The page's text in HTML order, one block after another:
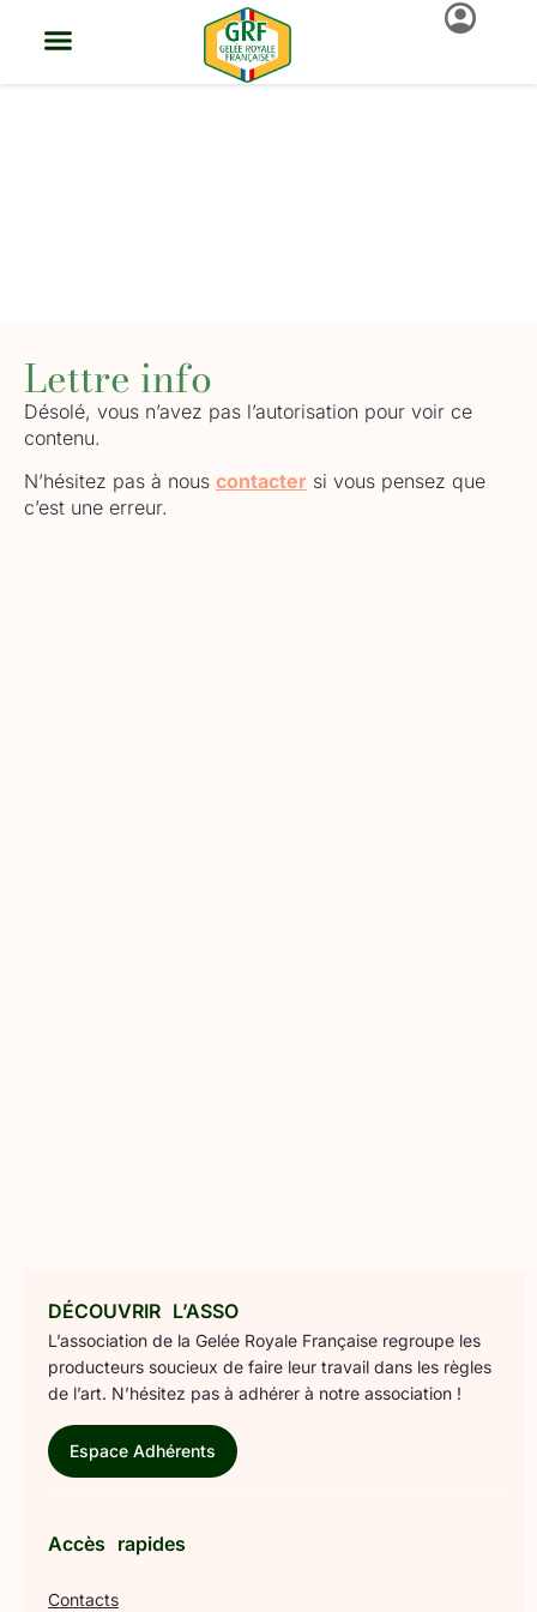
La Gelée Royale
Lettre info
Désolé, vous n’avez pas l’autorisation pour voir ce
contenu.
N’hésitez pas à nous contacter si vous pensez que
c’est une erreur.
DÉCOUVRIR L’ASSO
L’association de la Gelée Royale Française regroupe les
producteurs soucieux de faire leur travail dans les règles
de l’art. N’hésitez pas à adhérer à notre association !
Espace Adhérents
Accès rapides
Contacts